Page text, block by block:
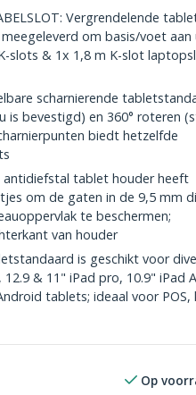
Vergrendelende
om basis/voet aan
slots & 1x 1,8 m K-slot
scharnierende
is bevestigd) en 360° roteren
biedt hetzelfde
antidiefstal tablet houder heeft
om de gaten in de 9,5 mm
te beschermen;
van houder
is geschikt voor
& 11" iPad pro, 10.9" iPad
tablets; ideaal voor POS,
Op